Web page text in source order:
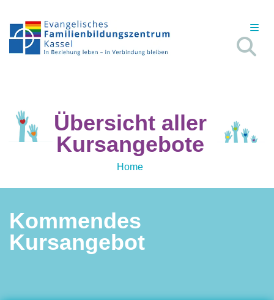
Übersicht aller
Kursangebote
Home
Kommendes
Kursangebot